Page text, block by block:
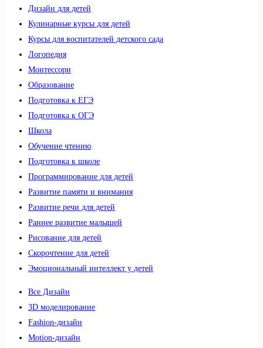
Дизайн для детей
Кулинарные курсы для детей
Курсы для воспитателей детского сада
Логопедия
Монтессори
Образование
Подготовка к ЕГЭ
Подготовка к ОГЭ
Школа
Обучение чтению
Подготовка к школе
Программирование для детей
Развитие памяти и внимания
Развитие речи для детей
Раннее развитие малышей
Рисование для детей
Скорочтение для детей
Эмоциональный интеллект у детей
Все Дизайн
3D моделирование
Fashion-дизайн
Motion-дизайн